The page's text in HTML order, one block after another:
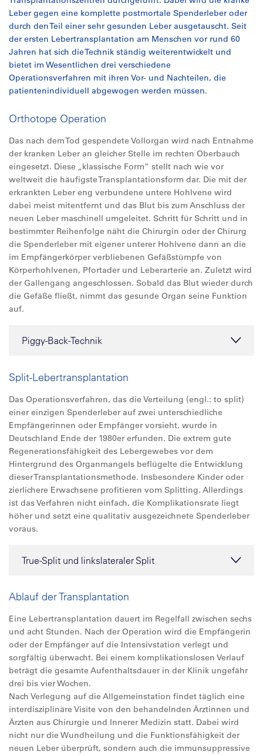
Leber gegen eine komplette postmortale Spenderleber oder
durch den Teil einer sehr gesunden Leber ausgetauscht. Seit
der ersten Lebertransplantation am Menschen vor rund 60
Jahren hat sich die Technik ständig weiterentwickelt und
bietet im Wesentlichen drei verschiedene
Operationsverfahren mit ihren Vor- und Nachteilen, die
patientenindividuell abgewogen werden müssen.
Orthotope Operation
Das nach dem Tod gespendete Vollorgan wird nach Entnahme
der kranken Leber an gleicher Stelle im rechten Oberbauch
eingesetzt. Diese „klassische Form“ stellt nach wie vor
weltweit die häufigste Transplantationsform dar. Die mit der
erkrankten Leber eng verbundene untere Hohlvene wird
dabei meist mitentfernt und das Blut bis zum Anschluss der
neuen Leber maschinell umgeleitet. Schritt für Schritt und in
bestimmter Reihenfolge näht die Chirurgin oder der Chirurg
die Spenderleber mit eigener unterer Hohlvene dann an die
im Empfängerkörper verbliebenen Gefäßstümpfe von
Körperhohlvenen, Pfortader und Leberarterie an. Zuletzt wird
der Gallengang angeschlossen. Sobald das Blut wieder durch
die Gefäße fließt, nimmt das gesunde Organ seine Funktion
auf.
Piggy-Back-Technik
Split-Lebertransplantation
Das Operationsverfahren, das die Verteilung (engl.: to split)
einer einzigen Spenderleber auf zwei unterschiedliche
Empfängerinnen oder Empfänger vorsieht, wurde in
Deutschland Ende der 1980er erfunden. Die extrem gute
Regenerationsfähigkeit des Lebergewebes vor dem
Hintergrund des Organmangels beflügelte die Entwicklung
dieser Transplantationsmethode. Insbesondere Kinder oder
zierlichere Erwachsene profitieren vom Splitting. Allerdings
ist das Verfahren nicht einfach, die Komplikationsrate liegt
höher und setzt eine qualitativ ausgezeichnete Spenderleber
voraus.
True-Split und linkslateraler Split
Ablauf der Transplantation
Eine Lebertransplantation dauert im Regelfall zwischen sechs
und acht Stunden. Nach der Operation wird die Empfängerin
oder der Empfänger auf die Intensivstation verlegt und
sorgfältig überwacht. Bei einem komplikationslosen Verlauf
beträgt die gesamte Aufenthaltsdauer in der Klinik ungefähr
drei bis vier Wochen.
Nach Verlegung auf die Allgemeinstation findet täglich eine
interdisziplinäre Visite von den behandelnden Ärztinnen und
Ärzten aus Chirurgie und Innerer Medizin statt. Dabei wird
nicht nur die Wundheilung und die Funktionsfähigkeit der
neuen Leber überprüft, sondern auch die immunsuppressive